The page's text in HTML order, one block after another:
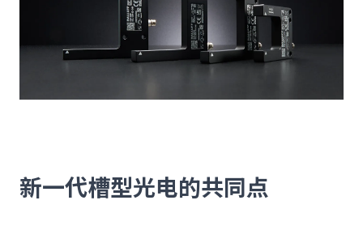
新一代槽型光电的共同点